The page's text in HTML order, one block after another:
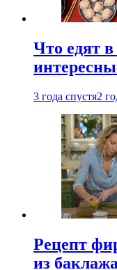
Что едят
3 года спустя2
Рецепт
из